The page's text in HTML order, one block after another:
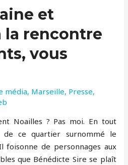
et
la rencontre
vous
média, Marseille, Presse,
Noailles ? Pas moi. En tout
de ce quartier surnommé le
Il foisonne de personnages aux
que Bénédicte Sire se plaît